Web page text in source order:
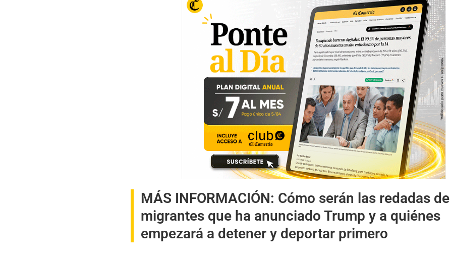
MÁS INFORMACIÓN: Cómo serán las redadas de
migrantes que ha anunciado Trump y a quiénes
empezará a detener y deportar primero